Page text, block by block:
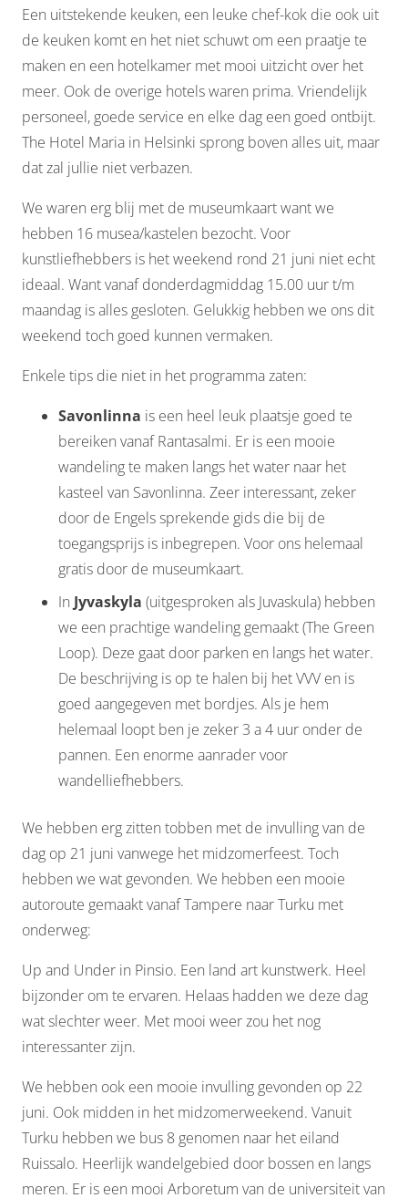
Een uitstekende keuken, een leuke chef-kok die ook uit
de keuken komt en het niet schuwt om een praatje te
maken en een hotelkamer met mooi uitzicht over het
meer. Ook de overige hotels waren prima. Vriendelijk
personeel, goede service en elke dag een goed ontbijt.
The Hotel Maria in Helsinki sprong boven alles uit, maar
dat zal jullie niet verbazen.
We waren erg blij met de museumkaart want we
hebben 16 musea/kastelen bezocht. Voor
kunstliefhebbers is het weekend rond 21 juni niet echt
ideaal. Want vanaf donderdagmiddag 15.00 uur t/m
maandag is alles gesloten. Gelukkig hebben we ons dit
weekend toch goed kunnen vermaken.
Enkele tips die niet in het programma zaten:
Savonlinna is een heel leuk plaatsje goed te
bereiken vanaf Rantasalmi. Er is een mooie
wandeling te maken langs het water naar het
kasteel van Savonlinna. Zeer interessant, zeker
door de Engels sprekende gids die bij de
toegangsprijs is inbegrepen. Voor ons helemaal
gratis door de museumkaart.
In Jyvaskyla (uitgesproken als Juvaskula) hebben
we een prachtige wandeling gemaakt (The Green
Loop). Deze gaat door parken en langs het water.
De beschrijving is op te halen bij het VVV en is
goed aangegeven met bordjes. Als je hem
helemaal loopt ben je zeker 3 a 4 uur onder de
pannen. Een enorme aanrader voor
wandelliefhebbers.
We hebben erg zitten tobben met de invulling van de
dag op 21 juni vanwege het midzomerfeest. Toch
hebben we wat gevonden. We hebben een mooie
autoroute gemaakt vanaf Tampere naar Turku met
onderweg:
Up and Under in Pinsio. Een land art kunstwerk. Heel
bijzonder om te ervaren. Helaas hadden we deze dag
wat slechter weer. Met mooi weer zou het nog
interessanter zijn.
We hebben ook een mooie invulling gevonden op 22
juni. Ook midden in het midzomerweekend. Vanuit
Turku hebben we bus 8 genomen naar het eiland
Ruissalo. Heerlijk wandelgebied door bossen en langs
meren. Er is een mooi Arboretum van de universiteit van